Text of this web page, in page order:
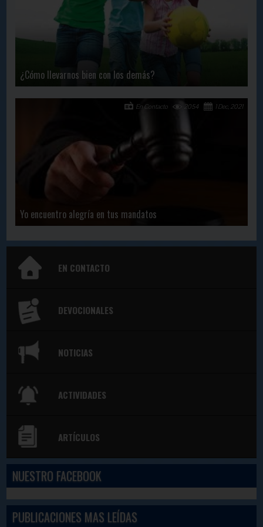
¿Cómo llevarnos bien con los demás?
Yo encuentro alegría en tus mandatos
1 Dec, 2021
2054
En Contacto
EN CONTACTO
DEVOCIONALES
NOTICIAS
ACTIVIDADES
ARTÍCULOS
NUESTRO FACEBOOK
PUBLICACIONES MAS LEÍDAS